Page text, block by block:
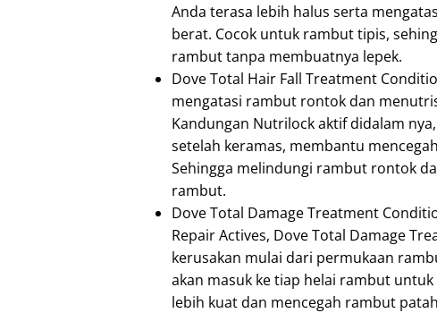
Anda terasa lebih halus serta
berat. Cocok untuk rambut tipis,
rambut tanpa membuatnya lepek.
Dove Total Hair Fall Treatment
mengatasi rambut rontok dan
Kandungan Nutrilock aktif didalam
setelah keramas, membantu
Sehingga melindungi rambut rontok
rambut.
Dove Total Damage Treatment
Repair Actives, Dove Total Damage
kerusakan mulai dari permukaan
akan masuk ke tiap helai rambut
lebih kuat dan mencegah rambut